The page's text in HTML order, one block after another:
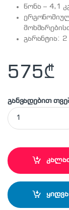
წონა – 4,1
გარანტია:
575₾
განვადებით
BOSCH -
ყიდვა